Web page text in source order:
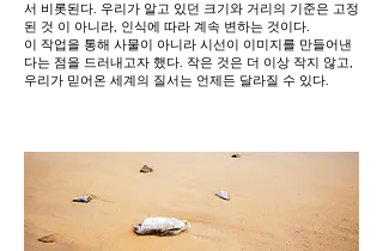
서 비롯된다. 우리가 알고 있던 크기와 거리의 기준은 고정
된 것 이 아니라, 인식에 따라 계속 변하는 것이다.
이 작업을 통해 사물이 아니라 시선이 이미지를 만들어낸
다는 점을 드러내고자 했다. 작은 것은 더 이상 작지 않고,
우리가 믿어온 세계의 질서는 언제든 달라질 수 있다.